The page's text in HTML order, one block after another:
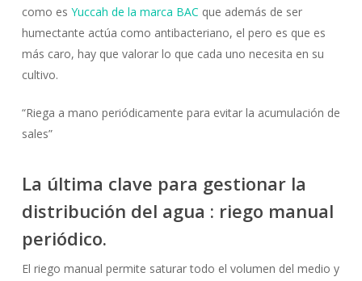
como es Yuccah de la marca BAC que además de ser
humectante actúa como antibacteriano, el pero es que es
más caro, hay que valorar lo que cada uno necesita en su
cultivo.
“Riega a mano periódicamente para evitar la acumulación de
sales”
La última clave para gestionar la
distribución del agua : riego manual
periódico.
El riego manual permite saturar todo el volumen del medio y